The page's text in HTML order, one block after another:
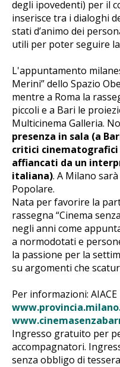
degli ipovedenti) per il
inserisce tra i dialoghi
stati d’animo dei
utili per poter seguire
L'appuntamento
Merini” dello Spazio
mentre a Roma la
piccoli e a Bari le
Multicinema Galleria.
presenza in sala (a
critici
affiancati da un
italiana). A Milano
Popolare.
Nata per favorire la
rassegna “Cinema
negli anni come
a normodotati e
la passione per la
su argomenti che
Per informazioni:
Ingresso gratuito per
accompagnatori.
senza obbligo di